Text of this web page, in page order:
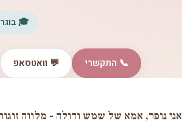
🎓
📞 התקשרי 💬 וואטסאפ
אני נופר, אמא של שמש ודולה - מלווה